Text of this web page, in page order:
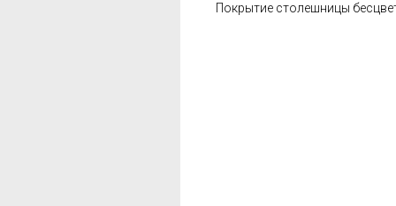
Покрытие столешницы